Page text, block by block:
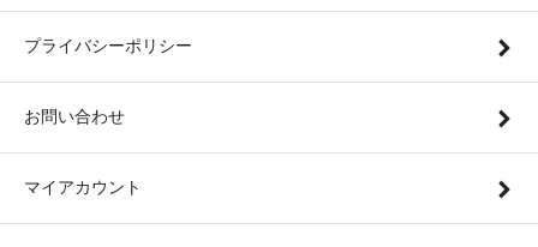
プライバシーポリシー
お問い合わせ
マイアカウント